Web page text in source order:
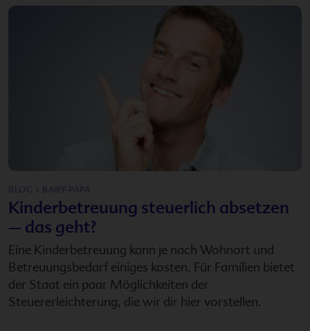
BLOG > BABY-PAPA
Kinderbetreuung steuerlich absetzen
– das geht?
Eine Kinderbetreuung kann je nach Wohnort und
Betreuungsbedarf einiges kosten. Für Familien bietet
der Staat ein paar Möglichkeiten der
Steuererleichterung, die wir dir hier vorstellen.